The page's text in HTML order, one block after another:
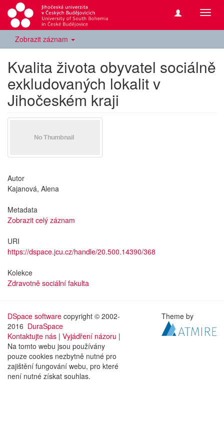
Zobrazit záznam
Kvalita života obyvatel sociálně
exkludovaných lokalit v
Jihočeském kraji
Autor
Kajanová, Alena
Metadata
Zobrazit celý záznam
URI
https://dspace.jcu.cz/handle/20.500.14390/368
Kolekce
Zdravotně sociální fakulta
DSpace software copyright © 2002-
2016 DuraSpace
Kontaktujte nás | Vyjádření názoru |
Na tomto webu jsou používány
pouze cookies nezbytně nutné pro
zajištění fungování webu, pro které
není nutné získat souhlas.
Theme by